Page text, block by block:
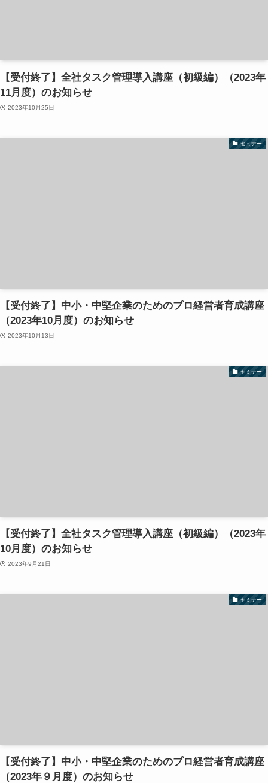
【受付終了】全社タスク管理導入講座（初級編）（2023年
11月度）のお知らせ
2023年10月25日
セミナー
【受付終了】中小・中堅企業のためのプロ経営者育成講座
（2023年10月度）のお知らせ
2023年10月13日
セミナー
【受付終了】全社タスク管理導入講座（初級編）（2023年
10月度）のお知らせ
2023年9月21日
セミナー
【受付終了】中小・中堅企業のためのプロ経営者育成講座
（2023年９月度）のお知らせ